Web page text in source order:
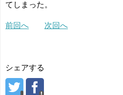
てしまった。
前回へ 次回へ
シェアする